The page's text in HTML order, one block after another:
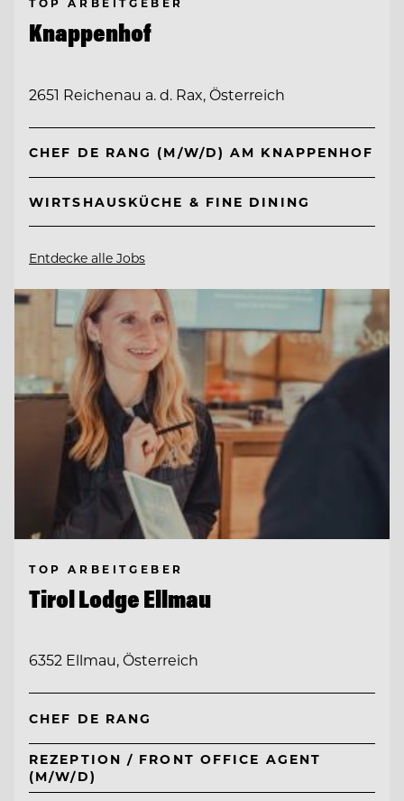
TOP ARBEITGEBER
Knappenhof
2651 Reichenau a. d. Rax, Österreich
CHEF DE RANG (M/W/D) AM KNAPPENHOF
WIRTSHAUSKÜCHE & FINE DINING
Entdecke alle Jobs
TOP ARBEITGEBER
Tirol Lodge Ellmau
6352 Ellmau, Österreich
CHEF DE RANG
REZEPTION / FRONT OFFICE AGENT
(M/W/D)